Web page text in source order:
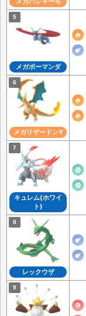
メガボーマンダ
メガリザードンY
キュレム(ホワイ
ト)
レックウザ